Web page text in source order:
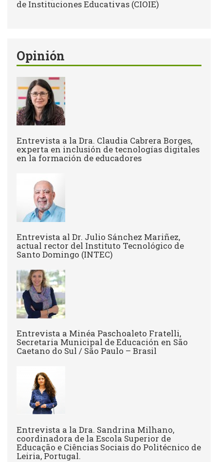
de Instituciones Educativas (CIOIE)
Opinión
Entrevista a la Dra. Claudia Cabrera Borges,
experta en inclusión de tecnologías digitales
en la formación de educadores
Entrevista al Dr. Julio Sánchez Mariñez,
actual rector del Instituto Tecnológico de
Santo Domingo (INTEC)
Entrevista a Minéa Paschoaleto Fratelli,
Secretaria Municipal de Educación en São
Caetano do Sul / São Paulo – Brasil
Entrevista a la Dra. Sandrina Milhano,
coordinadora de la Escola Superior de
Educação e Ciências Sociais do Politécnico de
Leiria, Portugal.